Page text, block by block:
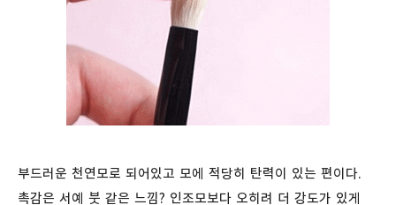
부드러운 천연모로 되어있고 모에 적당히 탄력이 있는 편이다.
촉감은 서예 붓 같은 느낌? 인조모보다 오히려 더 강도가 있게